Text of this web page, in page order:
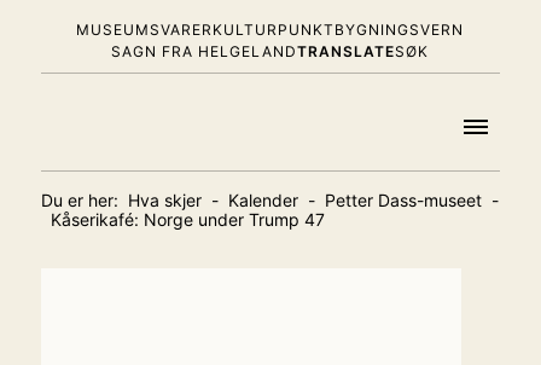
MUSEUMSVARER KULTURPUNKT BYGNINGSVERN
SAGN FRA HELGELANDTRANSLATESØK
Du er her: Hva skjer - Kalender - Petter Dass-museet -
Kåserikafé: Norge under Trump 47